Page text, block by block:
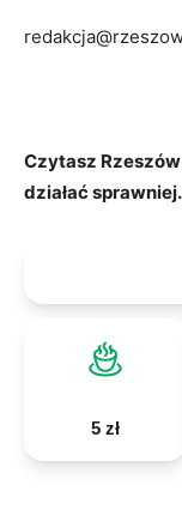
Czytasz
działać sprawniej.
5 zł